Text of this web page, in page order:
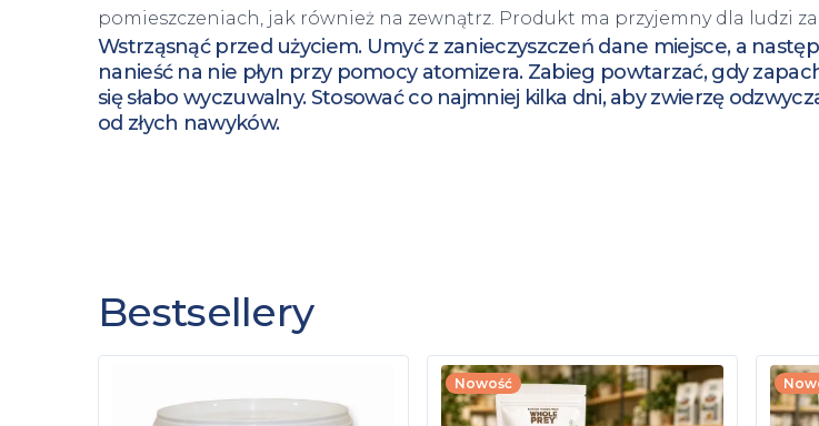
pomieszczeniach, jak również na zewnątrz. Produkt ma przyjemny dla ludzi
Wstrząsnąć przed użyciem. Umyć z zanieczyszczeń dane miejsce, a
nanieść na nie płyn przy pomocy atomizera. Zabieg powtarzać, gdy
się słabo wyczuwalny. Stosować co najmniej kilka dni, aby zwierzę
od złych nawyków.
Bestsellery
Nowość